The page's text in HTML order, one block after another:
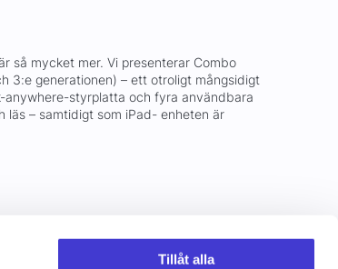
Tillåt alla
så mycket mer. Vi presenterar Combo
3:e generationen) – ett otroligt mångsidigt
styrplatta och fyra användbara
läs – samtidigt som iPad- enheten är